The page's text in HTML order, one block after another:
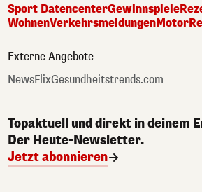
Sport DatencenterGewinnspiele
WohnenVerkehrsmeldungenMotor
Externe Angebote
NewsFlixGesundheitstrends.com
Topaktuell und direkt in deinem
Der Heute-Newsletter.
Jetzt abonnieren